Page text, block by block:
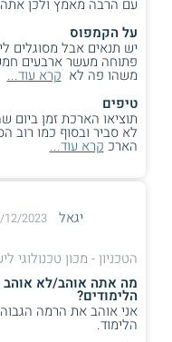
** לתשומת לבך
מעת לעת. המידע
צוות האתר. למען
הלימודים לא
למידע נוסף לחצו:
עם הרבה מאמץ ולכן
על הקמפוס
יש תנאים אבל מסוגלים
פתוחה מעשר ארבעים
משהו פה לא קרא עוד...
טיפים
תוציאו הארכת זמן ביום
לא סביר ובסוף כמו רוב
הארכ קרא עוד...
יגאל 12/2023
הטכניון - מכון טכנולוגי
מה אתה אוהב/לא אוהב
הלימודים?
אני אוהב את הרמה
הלימוד.